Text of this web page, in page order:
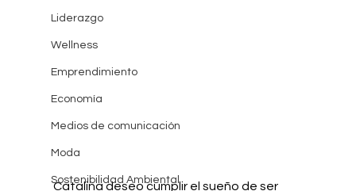
Liderazgo
Wellness
Emprendimiento
Economía
Medios de comunicación
Moda
Sostenibilidad Ambiental
Catalina deseo cumplir el sueño de ser